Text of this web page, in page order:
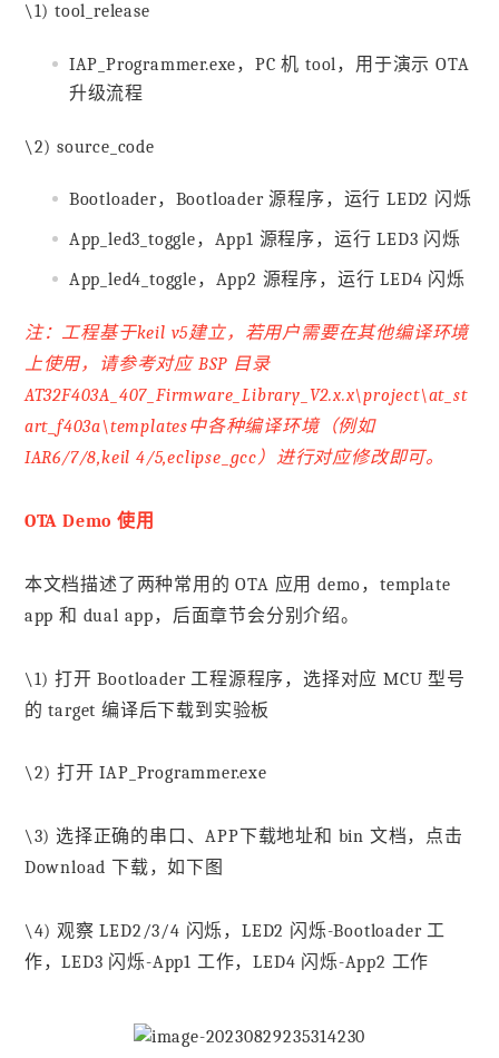
\1) tool_release
IAP_Programmer.exe，PC 机 tool，用于演示 OTA
升级流程
\2) source_code
Bootloader，Bootloader 源程序，运行 LED2 闪烁
App_led3_toggle，App1 源程序，运行 LED3 闪烁
App_led4_toggle，App2 源程序，运行 LED4 闪烁
注：工程基于keil v5建立，若用户需要在其他编译环境
上使用，请参考对应 BSP 目录
AT32F403A_407_Firmware_Library_V2.x.x\project\at_st
art_f403a\templates中各种编译环境（例如
IAR6/7/8,keil 4/5,eclipse_gcc）进行对应修改即可。
OTA Demo 使用
本文档描述了两种常用的 OTA 应用 demo，template
app 和 dual app，后面章节会分别介绍。
\1) 打开 Bootloader 工程源程序，选择对应 MCU 型号
的 target 编译后下载到实验板
\2) 打开 IAP_Programmer.exe
\3) 选择正确的串口、APP下载地址和 bin 文档，点击
Download 下载，如下图
\4) 观察 LED2/3/4 闪烁，LED2 闪烁-Bootloader 工
作，LED3 闪烁-App1 工作，LED4 闪烁-App2 工作